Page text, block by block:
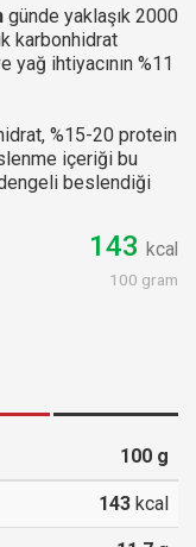
günde yaklaşık 2000
karbonhidrat
yağ ihtiyacının %11
%15-20 protein
içeriği bu
beslendiği
143 kcal
100 gram
100 g
143 kcal